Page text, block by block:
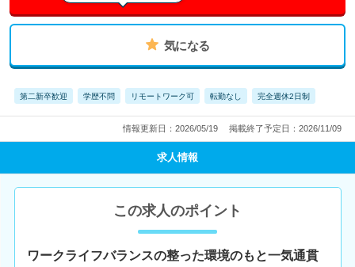
気になる
第二新卒歓迎 学歴不問 リモートワーク可 転勤なし 完全週休2日制
情報更新日：2026/05/19 掲載終了予定日：2026/11/09
求人情報
この求人のポイント
ワークライフバランスの整った環境のもと一気通貫